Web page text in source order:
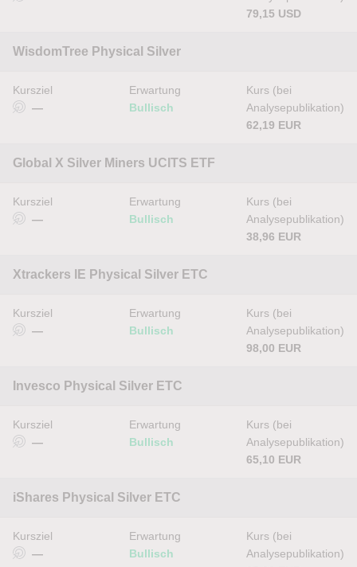
79,15 USD
WisdomTree Physical Silver
Kursziel
—
Erwartung
Bullisch
Kurs (bei
Analysepublikation)
62,19 EUR
Global X Silver Miners UCITS ETF
Kursziel
—
Erwartung
Bullisch
Kurs (bei
Analysepublikation)
38,96 EUR
Xtrackers IE Physical Silver ETC
Kursziel
—
Erwartung
Bullisch
Kurs (bei
Analysepublikation)
98,00 EUR
Invesco Physical Silver ETC
Kursziel
—
Erwartung
Bullisch
Kurs (bei
Analysepublikation)
65,10 EUR
iShares Physical Silver ETC
Kursziel
—
Erwartung
Bullisch
Kurs (bei
Analysepublikation)